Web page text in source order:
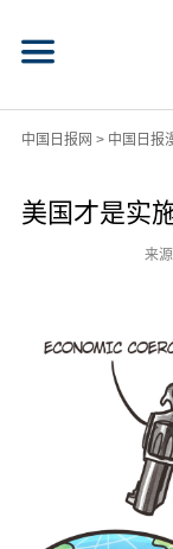
中国日报网 > 中国日报
美国才是实
来